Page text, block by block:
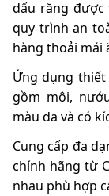
dấu răng
quy trình an
hàng thoải mái
Ứng dụng thiết
gồm môi,
màu da và có
Cung cấp đa
chính hãng từ
nhau phù hợp